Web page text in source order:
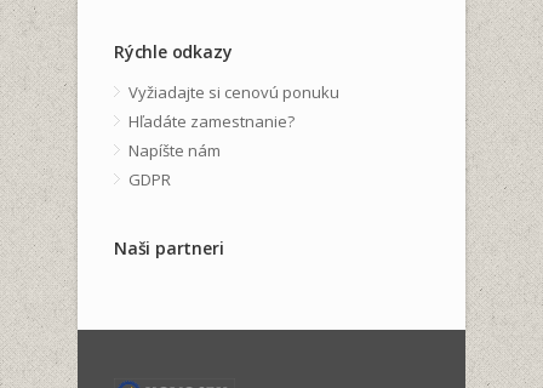
Rýchle odkazy
Vyžiadajte si cenovú ponuku
Hľadáte zamestnanie?
Napíšte nám
GDPR
Naši partneri